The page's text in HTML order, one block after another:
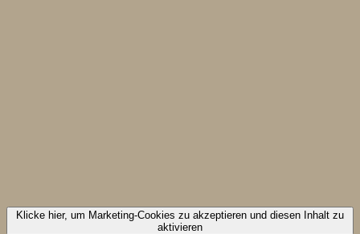
Klicke hier, um Marketing-Cookies zu akzeptieren und diesen Inhalt zu
aktivieren